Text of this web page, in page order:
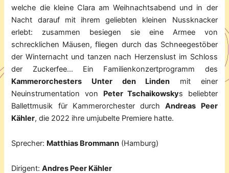
welche die kleine Clara am Weihnachtsabend und in der
Nacht darauf mit ihrem geliebten kleinen Nussknacker
erlebt: zusammen besiegen sie eine Armee von
schrecklichen Mäusen, fliegen durch das Schneegestöber
der Winternacht und tanzen nach Herzenslust im Schloss
der Zuckerfee… Ein Familienkonzertprogramm des
Kammerorchesters Unter den Linden mit einer
Neuinstrumentation von Peter Tschaikowskys beliebter
Ballettmusik für Kammerorchester durchAndreas Peer
Kähler, die 2022 ihre umjubelte Premiere hatte.
Sprecher: Matthias Brommann (Hamburg)
Dirigent:Andres Peer Kähler